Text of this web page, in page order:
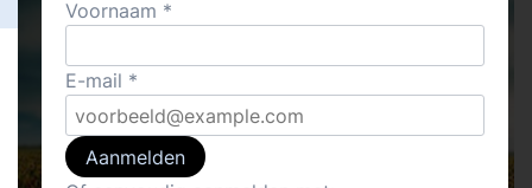
Voornaam
E-mail
Aanmelden